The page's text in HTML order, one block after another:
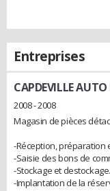
Entreprises
CAPDEVILLE
2008 - 2008
Magasin de pièces
-Réception, préparation
-Saisie des bons de
-Stockage et destockage.
-Implantation de la